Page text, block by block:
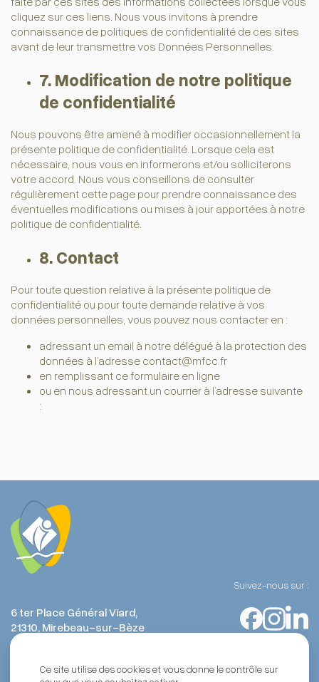
cliquez sur ces liens. Nous vous invitons à prendre
connaissance de politiques de confidentialité de ces sites
avant de leur transmettre vos Données Personnelles.
7. Modification de notre politique
de confidentialité
Nous pouvons être amené à modifier occasionnellement la
présente politique de confidentialité. Lorsque cela est
nécessaire, nous vous en informerons et/ou solliciterons
votre accord. Nous vous conseillons de consulter
régulièrement cette page pour prendre connaissance des
éventuelles modifications ou mises à jour apportées à notre
politique de confidentialité.
8. Contact
Pour toute question relative à la présente politique de
confidentialité ou pour toute demande relative à vos
données personnelles, vous pouvez nous contacter en :
adressant un email à notre délégué à la protection des
données à l’adresse contact@mfcc.fr
en remplissant ceformulaire en ligne
ou en nous adressant un courrier à l’adresse suivante
:
6 ter Place Général Viard,
21310, Mirebeau-sur-Bèze
Suivez-nous sur :
Ce site utilise des cookies et vous donne le contrôle sur